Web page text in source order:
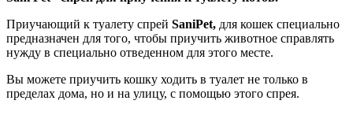
Приучающий к туалету спрей SaniPet, для кошек специально
предназначен для того, чтобы приучить животное справлять
нужду в специально отведенном для этого месте.
Вы можете приучить кошку ходить в туалет не только в
пределах дома, но и на улицу, с помощью этого спрея.